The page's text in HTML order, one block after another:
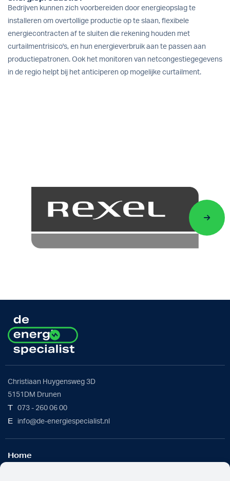
Bedrijven kunnen zich voorbereiden door energieopslag te
installeren om overtollige productie op te slaan, flexibele
energiecontracten af te sluiten die rekening houden met
curtailmentrisico's, en hun energieverbruik aan te passen aan
productiepatronen. Ook het monitoren van netcongestiegegevens
in de regio helpt bij het anticiperen op mogelijke curtailment.
Christiaan Huygensweg 3D
5151DM Drunen
T 073 - 260 06 00
E info@de-energiespecialist.nl
Home